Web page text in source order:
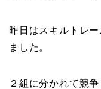
昨日はスキルトレ
ました。
２組に分かれて競争